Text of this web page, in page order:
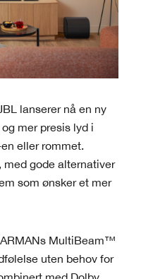
lanserer nå en ny
mer presis lyd i
eller rommet.
med gode alternativer
som ønsker et mer
MultiBeam™
uten behov for